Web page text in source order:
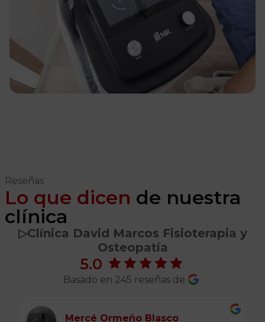
Reseñas
Lo que dicen de nuestra
clínica
▷️Clínica David Marcos Fisioterapia y
Osteopatía
5.0
Basado en 245 reseñas de
Mercé Ormeño Blasco